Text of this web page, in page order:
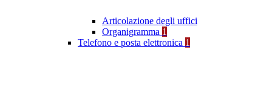
Articolazione degli uffici
Organigramma 1
Telefono e posta elettronica 1